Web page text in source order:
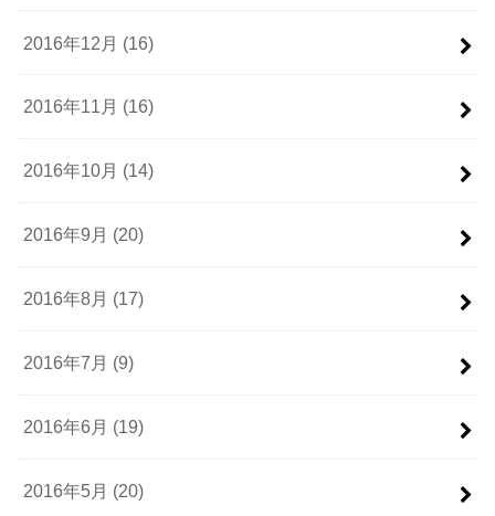
2016年12月 (16)
2016年11月 (16)
2016年10月 (14)
2016年9月 (20)
2016年8月 (17)
2016年7月 (9)
2016年6月 (19)
2016年5月 (20)